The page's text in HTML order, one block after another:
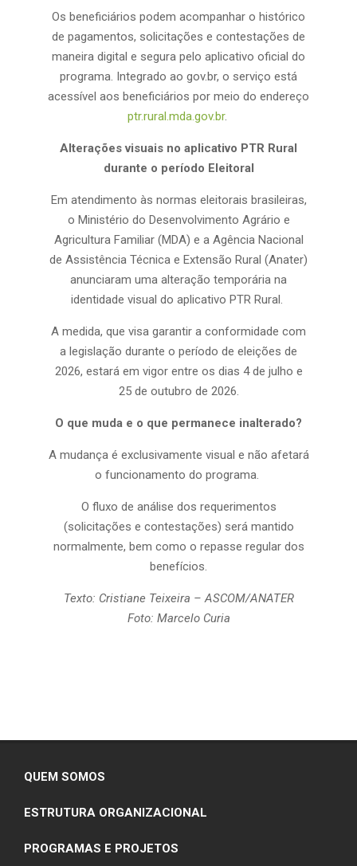
Os beneficiários podem acompanhar o histórico
de pagamentos, solicitações e contestações de
maneira digital e segura pelo aplicativo oficial do
programa. Integrado ao gov.br, o serviço está
acessível aos beneficiários por meio do endereço
ptr.rural.mda.gov.br.
Alterações visuais no aplicativo PTR Rural
durante o período Eleitoral
Em atendimento às normas eleitorais brasileiras,
o Ministério do Desenvolvimento Agrário e
Agricultura Familiar (MDA) e a Agência Nacional
de Assistência Técnica e Extensão Rural (Anater)
anunciaram uma alteração temporária na
identidade visual do aplicativo PTR Rural.
A medida, que visa garantir a conformidade com
a legislação durante o período de eleições de
2026, estará em vigor entre os dias 4 de julho e
25 de outubro de 2026.
O que muda e o que permanece inalterado?
A mudança é exclusivamente visual e não afetará
o funcionamento do programa.
O fluxo de análise dos requerimentos
(solicitações e contestações) será mantido
normalmente, bem como o repasse regular dos
benefícios.
Texto: Cristiane Teixeira – ASCOM/ANATER
Foto: Marcelo Curia
QUEM SOMOS
ESTRUTURA ORGANIZACIONAL
PROGRAMAS E PROJETOS